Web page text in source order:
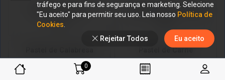
Pastel A Jiripoca
7,90 €
Pastel Romeu e Julieta
Pastel de Carne
0
tráfego e para fins de segurança e marketing. Selecione
"Eu aceito" para permitir seu uso. Leia nosso Política de
Cookies
Rejeitar Todos
Eu aceito